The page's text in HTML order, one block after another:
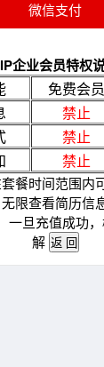
企业会员特权
免费会员
禁止
禁止
禁止
餐时间范围内
无限查看简历信
一旦充值成功
解